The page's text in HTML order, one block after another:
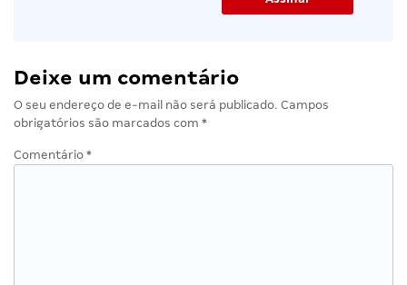
Deixe um comentário
O seu endereço de e-mail não será publicado. Campos
obrigatórios são marcados com *
Comentário *